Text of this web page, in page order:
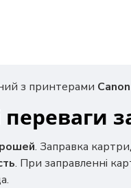
з принтерами
переваги
. Заправка
. При заправленні